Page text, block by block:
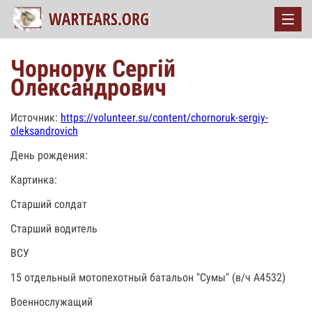
Чорнорук Сергій
Олександрович
Источник: https://volunteer.su/content/chornoruk-sergiy-
oleksandrovich
День рождения:
Картинка:
Старший солдат
Старший водитель
ВСУ
15 отдельный мотопехотный батальон "Сумы" (в/ч А4532)
Военнослужащий